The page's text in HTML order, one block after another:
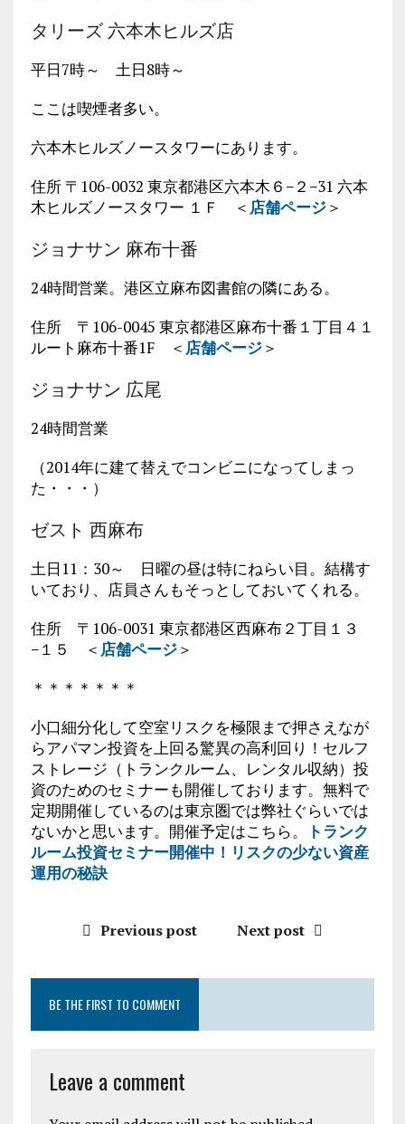
タリーズ 六本木ヒルズ店
平日7時～ 土日8時～
ここは喫煙者多い。
六本木ヒルズノースタワーにあります。
住所 〒106-0032 東京都港区六本木６−２−31 六本
木ヒルズノースタワー １Ｆ ＜ 店舗ページ＞
ジョナサン 麻布十番
24時間営業。港区立麻布図書館の隣にある。
住所 〒106-0045 東京都港区麻布十番１丁目４１
ルート麻布十番1F ＜ 店舗ページ＞
ジョナサン 広尾
24時間営業
（2014年に建て替えでコンビニになってしまっ
た・・・）
ゼスト 西麻布
土日11：30～ 日曜の昼は特にねらい目。結構す
いており、店員さんもそっとしておいてくれる。
住所 〒106-0031 東京都港区西麻布２丁目１３
−１５ ＜ 店舗ページ＞
＊＊＊＊＊＊＊
小口細分化して空室リスクを極限まで押さえなが
らアパマン投資を上回る驚異の高利回り！セルフ
ストレージ（トランクルーム、レンタル収納）投
資のためのセミナーも開催しております。無料で
定期開催しているのは東京圏では弊社ぐらいでは
ないかと思います。開催予定はこちら。
トランク
ルーム投資セミナー開催中！リスクの少ない資産
運用の秘訣
Previous post Next post
BE THE FIRST TO COMMENT
Leave a comment